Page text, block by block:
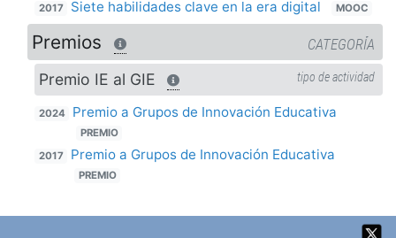
2017
Siete habilidades clave en la era digital MOOC
Premios CATEGORÍA
Premio IE al GIE tipo de actividad
2024 Premio a Grupos de Innovación Educativa
PREMIO
2017
Premio a Grupos de Innovación Educativa
PREMIO